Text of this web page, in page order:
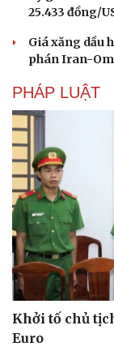
Du lịch
Tư vấn
Săn Tour
check-in
25.433 đồng/
Giá xăng dầu
phán Iran-
PHÁP LUẬT
Khởi tố chủ
Euro